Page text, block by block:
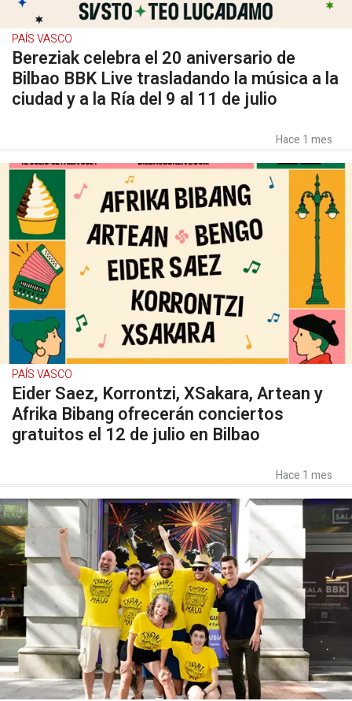
PAÍS VASCO
Bereziak celebra el 20 aniversario de
Bilbao BBK Live trasladando la música a la
ciudad y a la Ría del 9 al 11 de julio
Hace 1 mes
PAÍS VASCO
Eider Saez, Korrontzi, XSakara, Artean y
Afrika Bibang ofrecerán conciertos
gratuitos el 12 de julio en Bilbao
Hace 1 mes